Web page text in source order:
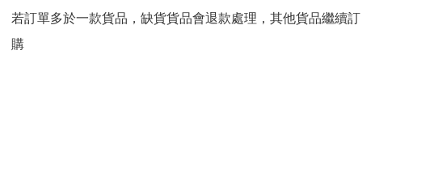
若訂單多於一款貨品，缺貨貨品會退款處理，其他貨品繼續訂